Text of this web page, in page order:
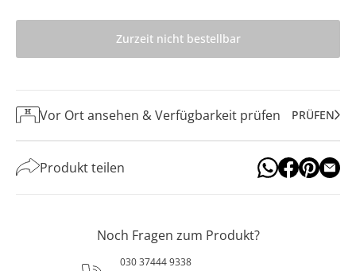
Zurzeit nicht bestellbar
Vor Ort ansehen & Verfügbarkeit prüfen PRÜFEN
Produkt teilen
Noch Fragen zum Produkt?
030 37444 9338